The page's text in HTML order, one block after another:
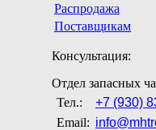
Распродажа
Поставщикам
Консультация:
Отдел запасных
Тел.:
+7 (930)
Email: